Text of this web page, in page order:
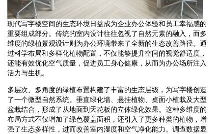
现代写字楼空间的生态环境日益成为企业办公体验和员工幸福感的
重要组成部分。传统的室内设计往往忽视了自然元素的融入，而多
维度的绿植景观设计则为办公环境带来了全新的生态改善路径。通
过科学布局和多样化植物配置，不仅能够提升空间的视觉舒适度，
还能有效优化空气质量，促进员工身心健康，从而为办公场所注入
活力与生机。
多层次、多角度的绿植布置构建了丰富的生态层级，为写字楼创造
了一个微型自然系统。垂直绿化墙、悬挂植物、桌面小植栽及大型
盆栽结合，形成了从地面到天花板的立体绿化效果。这种多维度的
布局方式不仅增加了绿色覆盖面积，还引入了更多种类的植物，增
强了生态多样性，进而改善室内湿度和空气净化能力。调查数据显